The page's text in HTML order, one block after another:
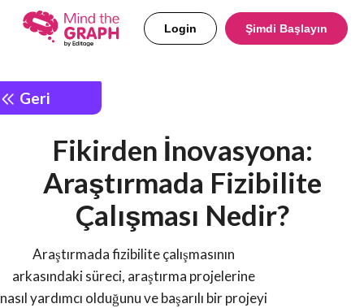
Login Şimdi Başlayın
Geri
Fikirden İnovasyona:
Araştırmada Fizibilite
Çalışması Nedir?
Araştırmada fizibilite çalışmasının
arkasındaki süreci, araştırma projelerine
nasıl yardımcı olduğunu ve başarılı bir projeyi